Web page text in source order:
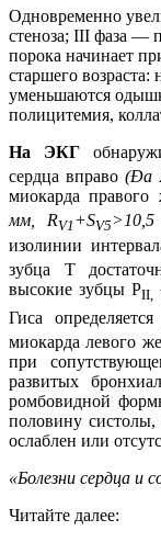
Одновременно
стеноза; III фаза —
порока начинает
старшего возраста:
уменьшаются
полицитемия,
На ЭКГ
сердца вправо(Ða
миокарда правого
мм, RV1 +SV5
изолинии
зубца Т
высокие зубцы РII
Гиса
миокарда левого
при
развитых
ромбовидной
половину
ослаблен или
«Болезни сердца и
Читайте далее: